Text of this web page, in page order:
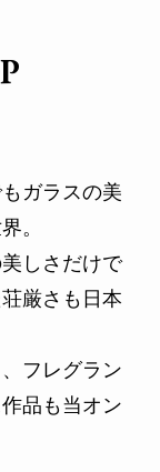
ガラスの美
。
しさだけで
厳さも日本
フレグラン
品も当オン